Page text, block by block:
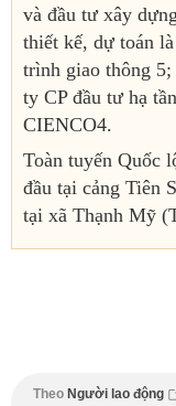
và đầu tư xây
thiết kế, dự toán
trình giao thông
ty CP đầu tư hạ
CIENCO4.
Toàn tuyến Quốc
đầu tại cảng Tiên
tại xã Thạnh Mỹ
Theo Người lao động